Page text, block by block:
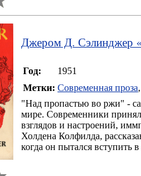
Джером Д. Сэлинджер «
Год:
1951
Метки: Современная проза,
"Над пропастью во ржи" -
мире. Современники
взглядов и настроений,
Холдена Колфилда,
когда он пытался вступить